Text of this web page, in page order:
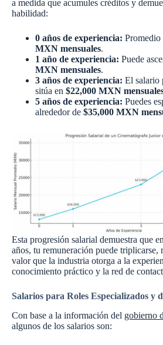
a medida que acumules créditos y
habilidad:
0 años de experiencia: Promedio
MXN mensuales.
1 año de experiencia: Puede
MXN mensuales.
3 años de experiencia: El salario
sitúa en $22,000 MXN
5 años de experiencia: Puedes
alrededor de $35,000 MXN
Esta progresión salarial demuestra que
años, tu remuneración puede triplicarse,
valor que la industria otorga a la
conocimiento práctico y la red de
Salarios para Roles Especializados y
Con base a la información del gobierno
algunos de los salarios son: